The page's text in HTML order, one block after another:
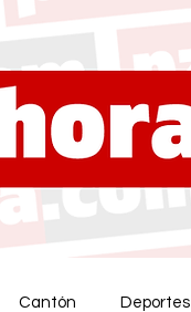
Cantón Deportes